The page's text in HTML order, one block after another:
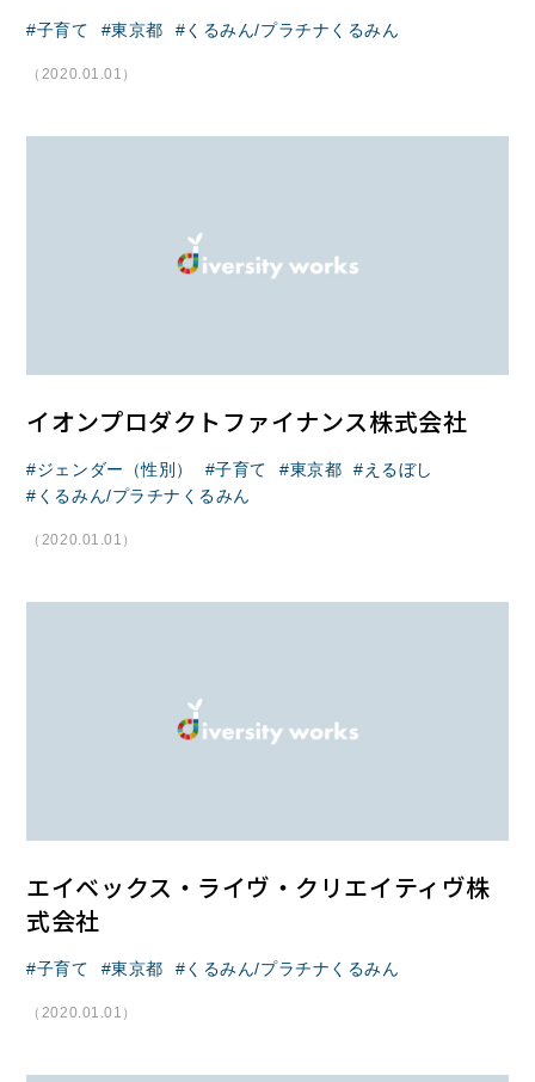
子育て 東京都 くるみん/プラチナくるみん
（2020.01.01）
イオンプロダクトファイナンス株式会社
ジェンダー（性別） 子育て 東京都
えるぼし
くるみん/プラチナくるみん
（2020.01.01）
エイベックス・ライヴ・クリエイティヴ株
式会社
子育て 東京都 くるみん/プラチナくるみん
（2020.01.01）